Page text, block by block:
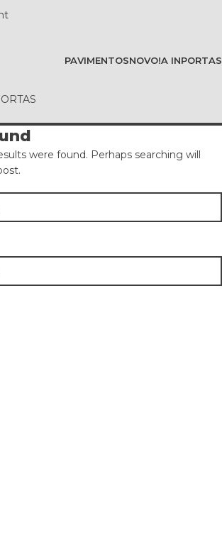
PAVIMENTOSNOVO!A INPORTAS
were found. Perhaps searching will